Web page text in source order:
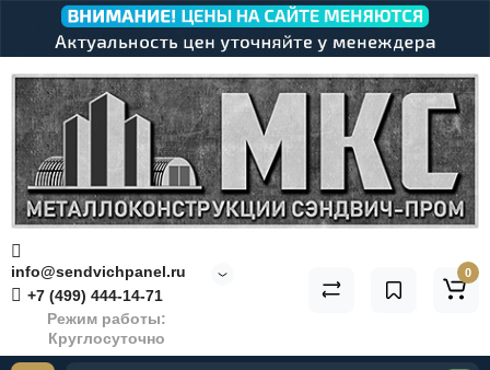
info@sendvichpanel.ru
+7 (499) 444-14-71
Режим работы:
Круглосуточно
0